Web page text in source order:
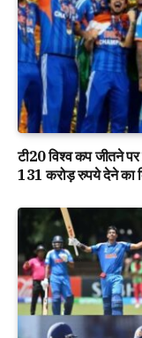
टी20 विश्व कप जीतने पर
131 करोड़ रुपये देने का